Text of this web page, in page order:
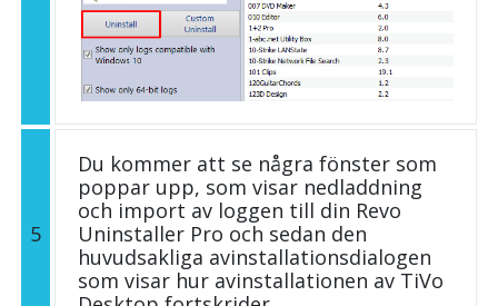
5
Du kommer att se några fönster som
poppar upp, som visar nedladdning
och import av loggen till din Revo
Uninstaller Pro och sedan den
huvudsakliga avinstallationsdialogen
som visar hur avinstallationen av TiVo